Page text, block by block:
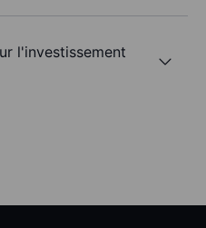
l'investissement